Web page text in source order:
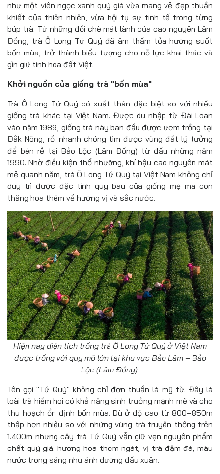
Multimedia
như một viên ngọc xanh quý giá vừa mang vẻ đẹp thuần
khiết của thiên nhiên, vừa hội tụ sự tinh tế trong từng
búp trà. Từ những đồi chè mát lành của cao nguyên Lâm
Đồng, trà Ô Long Tứ Quý đã âm thầm tỏa hương suốt
bốn mùa, trở thành biểu tượng cho nỗ lực khai thác và
gìn giữ tinh hoa đất Việt.
Khởi nguồn của giống trà "bốn mùa"
Trà Ô Long Tứ Quý có xuất thân đặc biệt so với nhiều
giống trà khác tại Việt Nam. Được du nhập từ Đài Loan
vào năm 1989, giống trà này ban đầu được ươm trồng tại
Đắk Nông, rồi nhanh chóng tìm được vùng đất lý tưởng
để bén rễ tại Bảo Lộc (Lâm Đồng) từ đầu những năm
1990. Nhờ điều kiện thổ nhưỡng, khí hậu cao nguyên mát
mẻ quanh năm, trà Ô Long Tứ Quý tại Việt Nam không chỉ
duy trì được đặc tính quý báu của giống mẹ mà còn
thăng hoa thêm về hương vị và sắc nước.
Hiện nay diện tích trồng trà Ô Long Tứ Quý ở Việt Nam
được trồng với quy mô lớn tại khu vực Bảo Lâm – Bảo
Lộc (Lâm Đồng).
Tên gọi "Tứ Quý" không chỉ đơn thuần là mỹ từ. Đây là
loài trà hiếm hoi có khả năng sinh trưởng mạnh mẽ và cho
thu hoạch ổn định bốn mùa. Dù ở độ cao từ 800–850m
thấp hơn nhiều so với những vùng trà truyền thống trên
1.400m nhưng cây trà Tứ Quý vẫn giữ vẹn nguyên phẩm
chất quý giá: hương hoa thơm ngát, vị trà đậm đà, màu
nước trong sáng như ánh dương đầu xuân.